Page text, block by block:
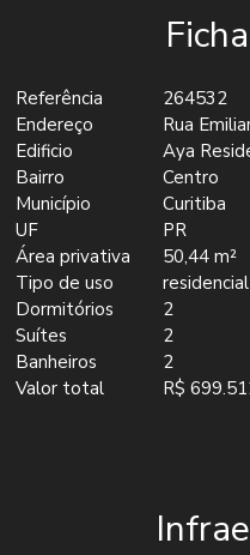
Referência
264532
Endereço
Rua
Edificio
Aya
Bairro
Centro
Município
Curitiba
UF
PR
Área privativa
50,44 m²
Tipo de uso
residencial
Dormitórios
2
Suítes
2
Banheiros
2
Valor total
R$